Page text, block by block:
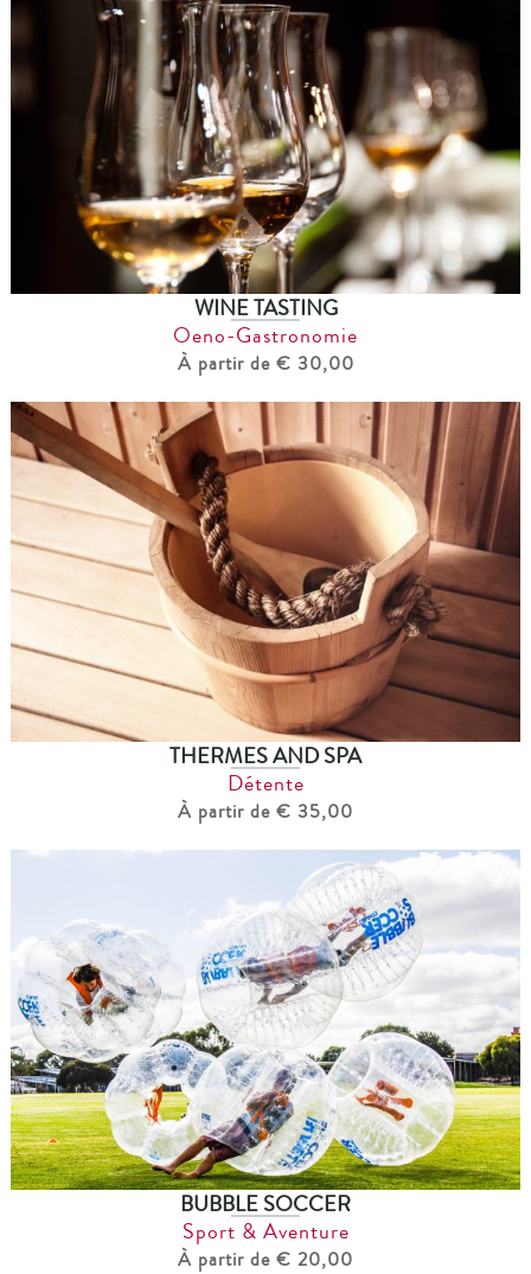
WINE TASTING
Oeno-Gastronomie
À partir de € 30,00
THERMES AND SPA
Détente
À partir de € 35,00
BUBBLE SOCCER
Sport & Aventure
À partir de € 20,00